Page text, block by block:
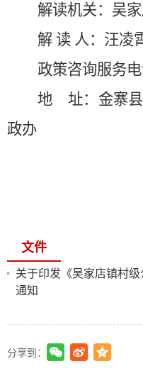
解读机关： 吴
解 读 人： 汪凌
政策咨询服务电
地 址： 金寨
政办
文件
关于印发《吴家店镇村
通知
分享到：